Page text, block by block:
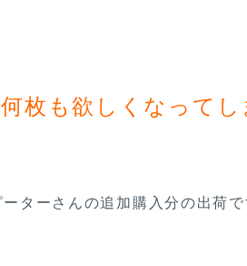
枚も欲しくなって
ターさんの追加購入分の出荷で